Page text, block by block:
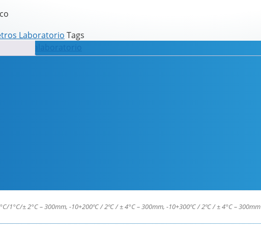
Laboratorio Tags
1°C/± 2°C – 300mm, -10+200ºC / 2ºC / ± 4°C – 300mm, -10+300ºC / 2ºC / ± 4°C – 300mm